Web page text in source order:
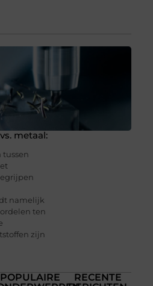
metaal:
tussen
namelijk
ten
zijn
POPULAIRE
RECENTE